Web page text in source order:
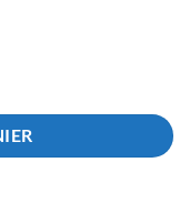
Noir HC